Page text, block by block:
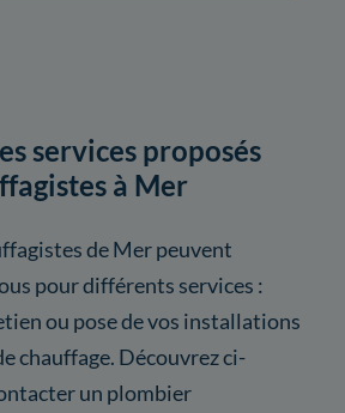
services proposés
à Mer
de Mer peuvent
pour différents services :
ou pose de vos installations
chauffage. Découvrez ci-
un plombier